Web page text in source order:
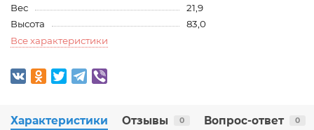
Вес
21,9
Высота
83,0
Все характеристики
Характеристики Отзывы 0 Вопрос-ответ 0